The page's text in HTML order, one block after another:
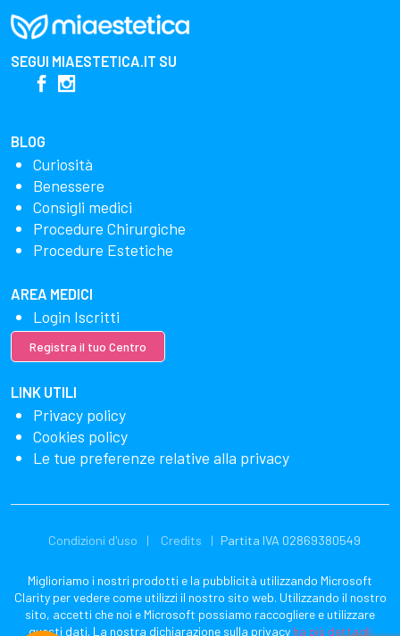
SEGUI MIAESTETICA.IT SU
BLOG
Curiosità
Benessere
Consigli medici
Procedure Chirurgiche
Procedure Estetiche
AREA MEDICI
Login Iscritti
Registra il tuo Centro
LINK UTILI
Privacy policy
Cookies policy
Le tue preferenze relative alla privacy
Condizioni d'uso Credits Partita IVA 02869380549
Miglioriamo i nostri prodotti e la pubblicità utilizzando Microsoft
Clarity per vedere come utilizzi il nostro sito web. Utilizzando il nostro
sito, accetti che noi e Microsoft possiamo raccogliere e utilizzare
questi dati. La nostra dichiarazione sulla privacy ha più dettagli